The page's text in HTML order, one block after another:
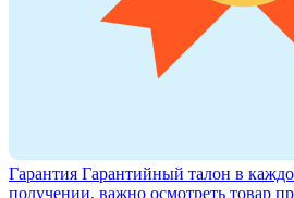
Гарантия Гарантийный талон в
получении, важно осмотреть товар